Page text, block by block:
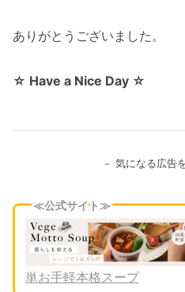
ありがとうございました。
☆ Have a Nice Day ☆
－ 気になる広告
≪公式サイト≫
単お手軽本格スープ